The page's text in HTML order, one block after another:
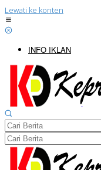
Lewati ke konten
INFO IKLAN